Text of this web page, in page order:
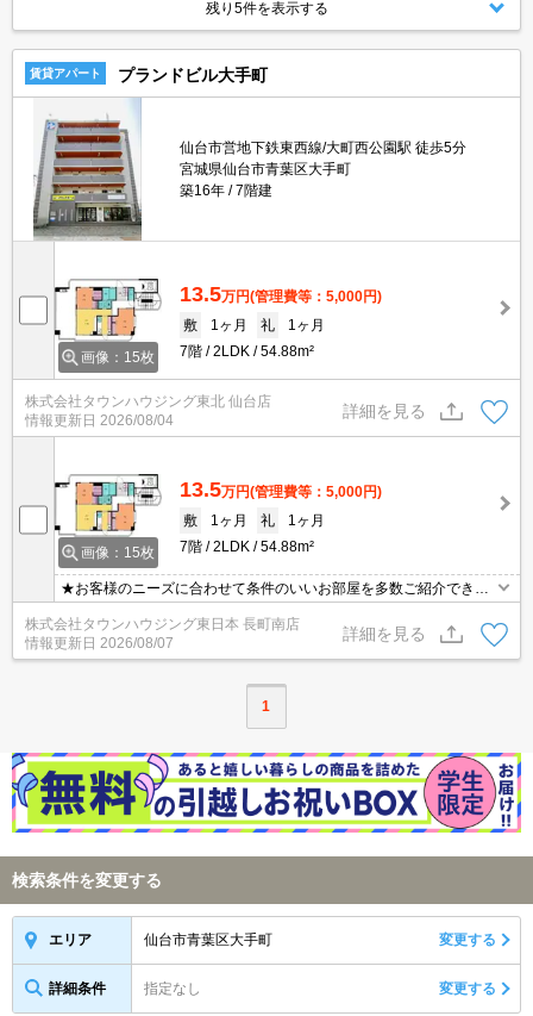
残り5件を表示する
賃貸アパート プランドビル大手町
仙台市営地下鉄東西線/大町西公園駅 徒歩5分
宮城県仙台市青葉区大手町
築16年
7階建
画像：15枚
13.5万円(管理費等：5,000円)
敷
1ヶ月 礼
1ヶ月
7階
2LDK 54.88m²
株式会社タウンハウジング東北 仙台店
情報更新日 2026/08/04
詳細を見る
画像：15枚
13.5万円(管理費等：5,000円)
敷
1ヶ月 礼
1ヶ月
7階
2LDK 54.88m²
★お客様のニーズに合わせて条件のいいお部屋を多数ご紹介できま
す★賃貸物件のお部屋探しはタウンハウジングへ
株式会社タウンハウジング東日本 長町南店
情報更新日 2026/08/07
詳細を見る
1
検索条件を変更する
エリア 仙台市青葉区大手町 変更する
詳細条件 指定なし 変更する